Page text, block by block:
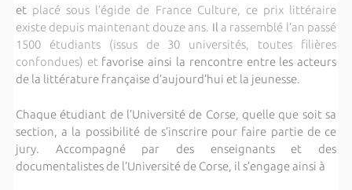
et placé sous l’égide de France Culture, ce prix littéraire
existe depuis maintenant douze ans. Il a rassemblé l’an passé
1500 étudiants (issus de 30 universités, toutes filières
confondues) et favorise ainsi la rencontre entre les acteurs
de la littérature française d’aujourd’hui et la jeunesse.
Chaque étudiant de l’Université de Corse, quelle que soit sa
section, a la possibilité de s’inscrire pour faire partie de ce
jury. Accompagné par des enseignants et des
documentalistes de l’Université de Corse, il s’engage ainsi à